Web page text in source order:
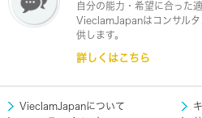
自分の能力・希望に合った
VieclamJapanはコンサル
供します。
詳しくはこちら
VieclamJapanについて